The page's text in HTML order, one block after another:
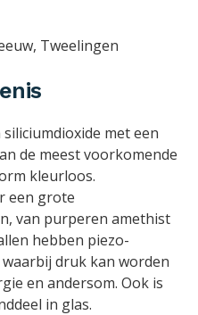
Tweelingen
met een
de meest voorkomende
kleurloos.
een grote
van purperen amethist
hebben piezo-
druk kan worden
en andersom. Ook is
in glas.